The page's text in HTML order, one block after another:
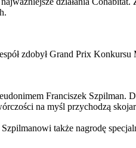
zdobył Grand Prix
Franciszek Szpilman.
na myśl przychodzą
także nagrodę